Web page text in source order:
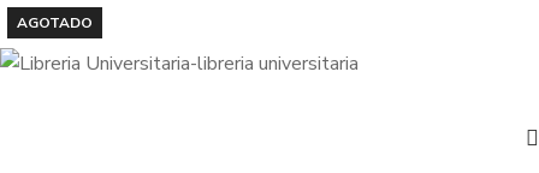
AGOTADO